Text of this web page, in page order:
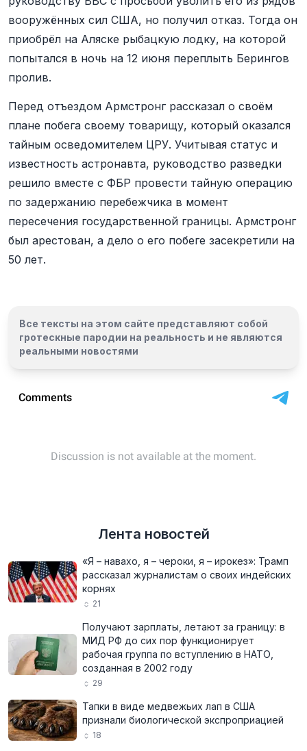
вооружённых сил США, но получил отказ. Тогда он
приобрёл на Аляске рыбацкую лодку, на которой
попытался в ночь на 12 июня переплыть Берингов
пролив.
Перед отъездом Армстронг рассказал о своём
плане побега своему товарищу, который оказался
тайным осведомителем ЦРУ. Учитывая статус и
известность астронавта, руководство разведки
решило вместе с ФБР провести тайную операцию
по задержанию перебежчика в момент
пересечения государственной границы. Армстронг
был арестован, а дело о его побеге засекретили на
50 лет.
Все тексты на этом сайте представляют собой
гротескные пародии на реальность и не являются
реальными новостями
Лента новостей
«Я – навахо, я – чероки, я – ирокез»: Трамп
рассказал журналистам о своих индейских
корнях
21
Получают зарплаты, летают за границу: в
МИД РФ до сих пор функционирует
рабочая группа по вступлению в НАТО,
созданная в 2002 году
29
Тапки в виде медвежьих лап в США
признали биологической экспроприацией
18